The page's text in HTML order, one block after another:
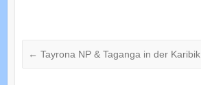
← Tayrona NP & Taganga in der Karibik